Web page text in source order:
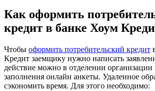
Как оформить
кредит в банке Хоум
Чтобы оформить потребительский кредит
Кредит заемщику нужно написать
действие можно в отделении
заполнения онлайн анкеты. Удаленное
сэкономить время. Для этого необходимо: